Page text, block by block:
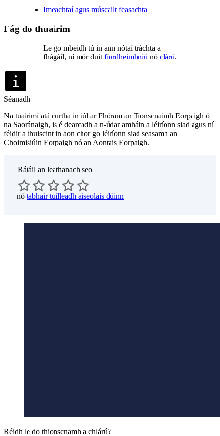
Imeachtaí agus múscailt feasachta
Fág do thuairim
Le go mbeidh tú in ann nótaí tráchta a
fhágáil, ní mór duit fíordheimhniú nó clárú.
Séanadh
Na tuairimí atá curtha in iúl ar Fhóram an Tionscnaimh Eorpaigh ó
na Saoránaigh, is é dearcadh a n-údar amháin a léiríonn siad agus ní
féidir a thuiscint in aon chor go léiríonn siad seasamh an
Choimisiúin Eorpaigh nó an Aontais Eorpaigh.
Rátáil an leathanach seo
nó tabhair tuilleadh aiseolais dúinn
Réidh le do thionscnamh a chlárú?